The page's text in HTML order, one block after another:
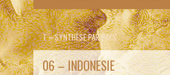
7 – SYNTHESE PAR PAYS
06 – INDONESIE